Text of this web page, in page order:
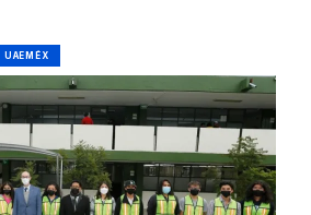
UAEMÉX